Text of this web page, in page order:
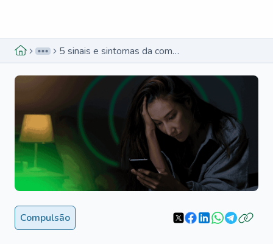
5 sinais e sintomas da compulsão por compras
Compulsão